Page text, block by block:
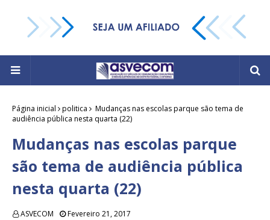
Página inicial politica
Mudanças nas escolas parque são tema de
audiência pública nesta quarta (22)
Mudanças nas escolas parque
são tema de audiência pública
nesta quarta (22)
ASVECOM Fevereiro 21, 2017